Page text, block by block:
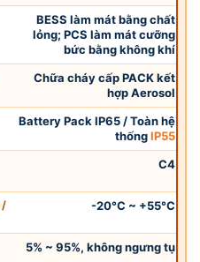
BESS làm mát bằng chất
lỏng; PCS làm mát cưỡng
bức bằng không khí
Chữa cháy cấp PACK kết
hợp Aerosol
Battery Pack IP65 / Toàn hệ
thốngIP55
C4
/
-20°C ~ +55°C
5% ~ 95%, không ngưng tụ